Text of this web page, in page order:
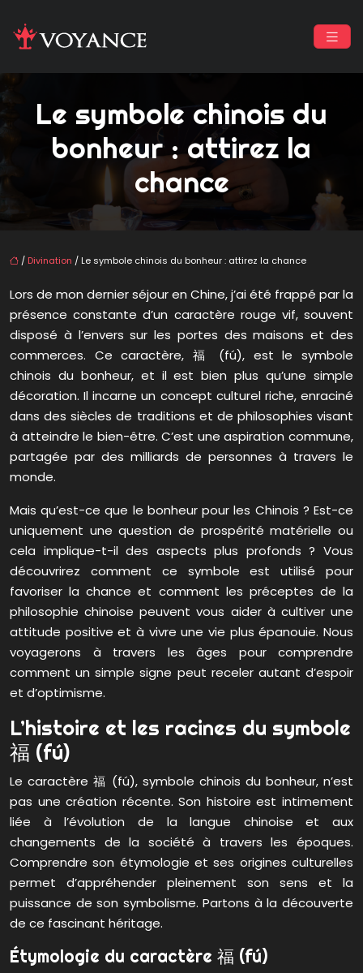
Le symbole chinois du
bonheur : attirez la
chance
/ Divination / Le symbole chinois du bonheur : attirez la chance
Lors de mon dernier séjour en Chine, j’ai été frappé par la
présence constante d’un caractère rouge vif, souvent
disposé à l’envers sur les portes des maisons et des
commerces. Ce caractère, 福 (fú), est le symbole
chinois du bonheur, et il est bien plus qu’une simple
décoration. Il incarne un concept culturel riche, enraciné
dans des siècles de traditions et de philosophies visant
à atteindre le bien-être. C’est une aspiration commune,
partagée par des milliards de personnes à travers le
monde.
Mais qu’est-ce que le bonheur pour les Chinois ? Est-ce
uniquement une question de prospérité matérielle ou
cela implique-t-il des aspects plus profonds ? Vous
découvrirez comment ce symbole est utilisé pour
favoriser la chance et comment les préceptes de la
philosophie chinoise peuvent vous aider à cultiver une
attitude positive et à vivre une vie plus épanouie. Nous
voyagerons à travers les âges pour comprendre
comment un simple signe peut receler autant d’espoir
et d’optimisme.
L’histoire et les racines du symbole
福 (fú)
Le caractère 福 (fú), symbole chinois du bonheur, n’est
pas une création récente. Son histoire est intimement
liée à l’évolution de la langue chinoise et aux
changements de la société à travers les époques.
Comprendre son étymologie et ses origines culturelles
permet d’appréhender pleinement son sens et la
puissance de son symbolisme. Partons à la découverte
de ce fascinant héritage.
Étymologie du caractère 福 (fú)